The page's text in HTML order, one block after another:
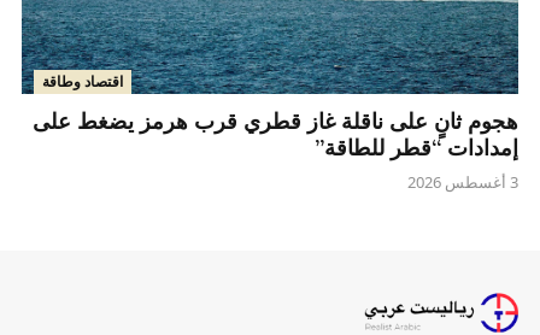
اقتصاد وطاقة
هجوم ثانٍ على ناقلة غاز قطري قرب هرمز يضغط على
إمدادات “قطر للطاقة”
3 أغسطس 2026